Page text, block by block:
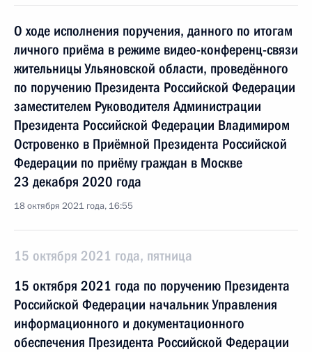
О ходе исполнения поручения, данного по итогам
личного приёма в режиме видео-конференц-связи
жительницы Ульяновской области, проведённого
по поручению Президента Российской Федерации
заместителем Руководителя Администрации
Президента Российской Федерации Владимиром
Островенко в Приёмной Президента Российской
Федерации по приёму граждан в Москве
23 декабря 2020 года
18 октября 2021 года, 16:55
15 октября 2021 года, пятница
15 октября 2021 года по поручению Президента
Российской Федерации начальник Управления
информационного и документационного
обеспечения Президента Российской Федерации